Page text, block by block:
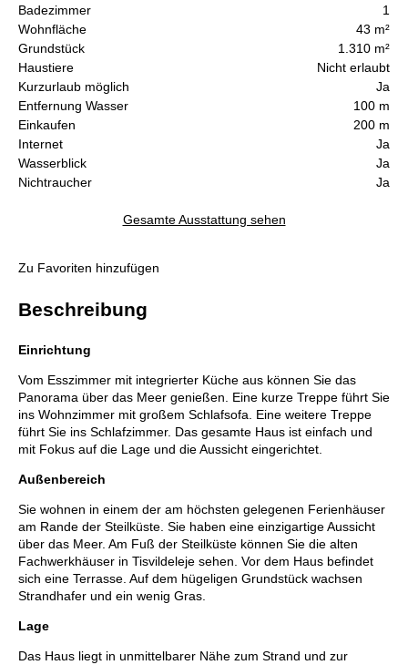
Badezimmer
1
Wohnfläche
43 m²
Grundstück
1.310 m²
Haustiere
Nicht erlaubt
Kurzurlaub möglich
Ja
Entfernung Wasser
100 m
Einkaufen
200 m
Internet
Ja
Wasserblick
Ja
Nichtraucher
Ja
Gesamte Ausstattung sehen
Zu Favoriten hinzufügen
Beschreibung
Einrichtung
Vom Esszimmer mit integrierter Küche aus können Sie das
Panorama über das Meer genießen. Eine kurze Treppe führt Sie
ins Wohnzimmer mit großem Schlafsofa. Eine weitere Treppe
führt Sie ins Schlafzimmer. Das gesamte Haus ist einfach und
mit Fokus auf die Lage und die Aussicht eingerichtet.
Außenbereich
Sie wohnen in einem der am höchsten gelegenen Ferienhäuser
am Rande der Steilküste. Sie haben eine einzigartige Aussicht
über das Meer. Am Fuß der Steilküste können Sie die alten
Fachwerkhäuser in Tisvildeleje sehen. Vor dem Haus befindet
sich eine Terrasse. Auf dem hügeligen Grundstück wachsen
Strandhafer und ein wenig Gras.
Lage
Das Haus liegt in unmittelbarer Nähe zum Strand und zur